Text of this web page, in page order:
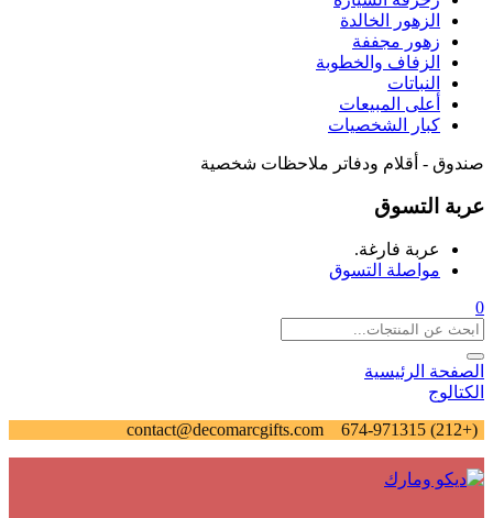
الزهور الخالدة
زهور مجففة
الزفاف والخطوبة
النباتات
أعلى المبيعات
كبار الشخصيات
صندوق - أقلام ودفاتر ملاحظات شخصية
عربة التسوق
عربة فارغة.
مواصلة التسوق
0
الصفحة الرئيسية
الكتالوج
(+212) 674-971315
contact@decomarcgifts.com